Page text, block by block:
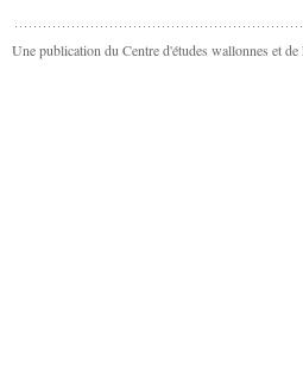
Une publication du Centre d'études wallonnes et